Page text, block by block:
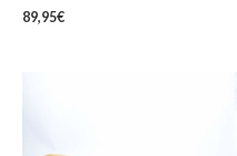
89,95€